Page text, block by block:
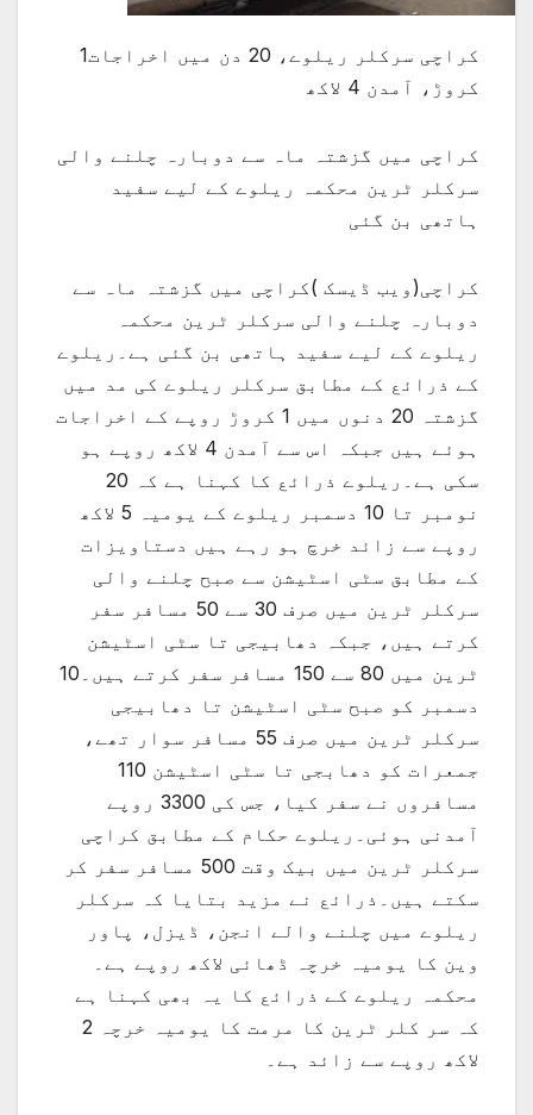
کراچی سرکلر ریلوے، 20 دن میں اخراجات1
کروڑ، آمدن 4 لاکھ
کراچی میں گزشتہ ماہ سے دوبارہ چلنے والی
سرکلر ٹرین محکمہ ریلوے کے لیے سفید
ہاتھی بن گئی
کراچی(ویب ڈیسک )کراچی میں گزشتہ ماہ سے
دوبارہ چلنے والی سرکلر ٹرین محکمہ
ریلوے کے لیے سفید ہاتھی بن گئی ہے۔ریلوے
کے ذرائع کے مطابق سرکلر ریلوے کی مد میں
گزشتہ 20 دنوں میں 1 کروڑ روپے کے اخراجات
ہوئے ہیں جبکہ اس سے آمدن 4 لاکھ روپے ہو
سکی ہے۔ریلوے ذرائع کا کہنا ہے کہ 20
نومبر تا 10 دسمبر ریلوے کے یومیہ 5 لاکھ
روپے سے زائد خرچ ہو رہے ہیں دستاویزات
کے مطابق سٹی اسٹیشن سے صبح چلنے والی
سرکلر ٹرین میں صرف 30 سے 50 مسافر سفر
کرتے ہیں، جبکہ دھابیجی تا سٹی اسٹیشن
ٹرین میں 80 سے 150 مسافر سفر کرتے ہیں۔10
دسمبر کو صبح سٹی اسٹیشن تا دھابیجی
سرکلر ٹرین میں صرف 55 مسافر سوار تھے،
جمعرات کو دھابجی تا سٹی اسٹیشن 110
مسافروں نے سفر کیا، جس کی 3300 روپے
آمدنی ہوئی۔ریلوے حکام کے مطابق کراچی
سرکلر ٹرین میں بیک وقت 500 مسافر سفر کر
سکتے ہیں۔ذرائع نے مزید بتایا کہ سرکلر
ریلوے میں چلنے والے انجن، ڈیزل، پاور
وین کا یومیہ خرچہ ڈھائی لاکھ روپے ہے۔
محکمہ ریلوے کے ذرائع کا یہ بھی کہنا ہے
کہ سر کلر ٹرین کا مرمت کا یومیہ خرچہ 2
لاکھ روپے سے زائد ہے۔